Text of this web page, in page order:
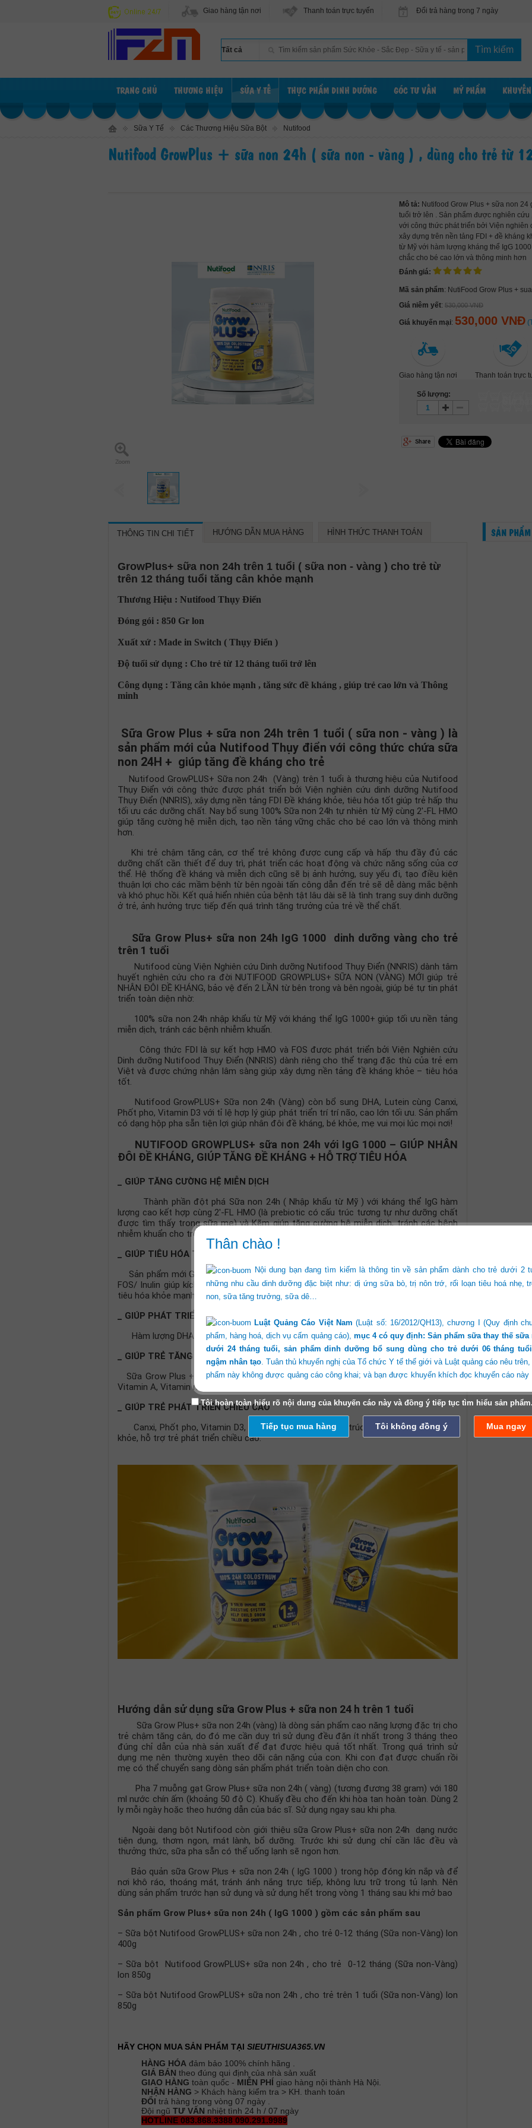
Giao hàng tận nơi Thanh toán trực tuyến Đổi trả hàng trong 7 ngày
TRANG CHỦ THƯƠNG HIỆU SỮA Y TẾ THỰC PHẨM DINH DƯỠNG GÓC TƯ VẤN MỸ PHẨM
Sữa Y Tế Các Thương Hiệu Sữa Bột Nutifood
Nutifood GrowPlus + sữa non 24h ( sữa non - vàng ) , dùng cho trẻ từ
Mô tả: Nutifood Grow Plus + sữa non
tuổi trở lên . Sản phẩm được nghiên cứu
với công thức phát triển bởi Viện
xây dựng trên nền tảng FDI + đề kháng
từ Mỹ với hàm lượng kháng thể IgG
chắc cho bé cao lớn và thông minh hơn
Đánh giá:
Mã sản phẩm: NutiFood Grow Plus +
Giá niêm yết: 530,000 VNĐ
Giá khuyến mại: 530,000 VNĐ
Giao hàng tận nơi Thanh toán trực
Số lượng:
THÔNG TIN CHI TIẾT
GrowPlus+ sữa non 24h trên 1 tuổi ( sữa non - vàng ) cho trẻ từ
trên 12 tháng tuổi tăng cân khỏe mạnh
Thương Hiệu : Nutifood Thụy Điển
Đóng gói : 850 Gr lon
Xuất xứ : Made in Switch ( Thụy Điển )
Độ tuổi sử dụng : Cho trẻ từ 12 tháng tuổi trở lên
Công dụng : Tăng cân khỏe mạnh , tăng sức đề kháng , giúp trẻ cao lớn và Thông
minh
Sữa Grow Plus + sữa non 24h trên 1 tuổi ( sữa non - vàng ) là
sản phẩm mới của Nutifood Thụy điển với công thức chứa sữa
non 24H + giúp tăng đề kháng cho trẻ
Nutifood GrowPLUS+ Sữa non 24h (Vàng) trên 1 tuổi à thương hiệu của Nutifood
Thụy Điển với công thức được phát triển bởi Viện nghiên cứu dinh dưỡng Nutifood
Thụy Điển (NNRIS), xây dựng nền tảng FDI Đề kháng khỏe, tiêu hóa tốt giúp trẻ hấp thu
tối ưu các dưỡng chất. Nay bổ sung 100% Sữa non 24h tự nhiên từ Mỹ cùng 2′-FL HMO
giúp tăng cường hệ miễn dịch, tạo nền tảng vững chắc cho bé cao lớn và thông minh
hơn.
Khi trẻ chậm tăng cân, cơ thể trẻ không được cung cấp và hấp thu đầy đủ các
dưỡng chất cần thiết để duy trì, phát triển các hoạt động và chức năng sống của cơ
thể. Hệ thống đề kháng và miễn dịch cũng sẽ bị ảnh hưởng, suy yếu đi, tạo điều kiện
thuận lợi cho các mầm bệnh từ bên ngoài tấn công dẫn đến trẻ sẽ dễ dàng mắc bệnh
và khó phục hồi. Kết quả hiển nhiên của bệnh tật lâu dài sẽ là tình trạng suy dinh dưỡng
ở trẻ, ảnh hưởng trực tiếp đến quá trình tăng trưởng của trẻ về thể chất.
Sữa Grow Plus+ sữa non 24h IgG 1000 dinh dưỡng vàng cho trẻ
trên 1 tuổi
Nutifood cùng Viện Nghiên cứu Dinh dưỡng Nutifood Thụy Điển (NNRIS) dành tâm
huyết nghiên cứu cho ra đời NUTIFOOD GROWPLUS+ SỮA NON (VÀNG) MỚI giúp trẻ
NHÂN ĐÔI ĐỀ KHÁNG, bảo vệ đến 2 LẦN từ bên trong và bên ngoài, giúp bé tự tin phát
triển toàn diện nhờ:
100% sữa non 24h nhập khẩu từ Mỹ với kháng thể IgG 1000+ giúp tối ưu nền tảng
miễn dịch, tránh các bệnh nhiễm khuẩn.
Công thức FDI là sự kết hợp HMO và FOS được phát triển bởi Viện Nghiên cứu
Dinh dưỡng Nutifood Thụy Điển (NNRIS) dành riêng cho thể trạng đặc thù của trẻ em
Việt và được chứng nhận lâm sàng giúp xây dựng nền tảng đề kháng khỏe – tiêu hóa
tốt.
Nutifood GrowPLUS+ Sữa non 24h (Vàng) còn bổ sung DHA, Lutein cùng Canxi,
Phốt pho, Vitamin D3 với tỉ lệ hợp lý giúp phát triển trí trí não, cao lớn tối ưu. Sản phẩm
có dạng hộp pha sẵn tiện lợi giúp nhân đôi đề kháng, bé khỏe, mẹ vui mọi lúc mọi nơi!
NUTIFOOD GROWPLUS+ sữa non 24h với IgG 1000 – GIÚP NHÂN
ĐÔI ĐỀ KHÁNG, GIÚP TĂNG ĐỀ KHÁNG + HỖ TRỢ TIÊU HÓA
_ GIÚP TĂNG CƯỜNG HỆ MIỄN DỊCH
Thành phần đột phá Sữa non 24h ( Nhập khẩu từ Mỹ ) với kháng thể IgG hàm
lượng cao kết hợp cùng 2′-FL HMO (là prebiotic có cấu trúc tương tự như dưỡng chất
được tìm thấy trong sữa mẹ) và Kẽm giúp tăng cường hệ miễn dịch, tránh các bệnh
nhiễm khuẩn cho trẻ.
_ GIÚP TIÊU HÓA TỐT, NGĂN NGỪA TÁO BÓN
Sản phẩm mới Grow Plus+ sữa non 24h có chứa 2′-FL HMO cùng chất xơ hòa tan
FOS/ Inulin giúp kích thích hoạt động của các lợi khuẩn trong đường ruột, hỗ trợ hệ
tiêu hóa khỏe mạnh, ngăn ngừa táo bón.
_ GIÚP PHÁT TRIỂN NÃO BỘ VÀ THỊ GIÁC
Hàm lượng DHA, Lutein, Iốt hợp lý hỗ trợ phát triển não bộ và thị giác.
_ GIÚP TRẺ TĂNG CÂN
Sữa Grow Plus + sữa non 24h cung cấp chất đạm và các vi chất như Canxi, Kẽm,
Vitamin A, Vitamin nhóm B kích thích ăn ngon miệng, giúp hấp thu tốt các dưỡng chất.
_ GIÚP TRẺ PHÁT TRIỂN CHIỀU CAO
Canxi, Phốt pho, Vitamin D3, Kẽm giúp hình thành cấu trúc hệ xương và răng chắc
khỏe, hỗ trợ trẻ phát triển chiều cao.
Hướng dẫn sử dụng sữa Grow Plus + sữa non 24 h trên 1 tuổi
Sữa Grow Plus+ sữa non 24h (vàng) là dòng sản phẩm cao năng lượng đặc trị cho
trẻ chậm tăng cân, do đó mẹ cần duy trì sử dụng đều đặn ít nhất trong 3 tháng theo
đúng chỉ dẫn của nhà sản xuất để đạt được hiệu quả tốt nhất. Trong quá trình sử
dụng mẹ nên thường xuyên theo dõi cân nặng của con. Khi con đạt được chuẩn rồi
mẹ có thể chuyển sang dòng sản phẩm phát triển toàn diện cho con.
Pha 7 muỗng gạt Grow Plus+ sữa non 24h ( vàng) (tương đương 38 gram) với 180
ml nước chín ấm (khoảng 50 độ C). Khuấy đều cho đến khi hòa tan hoàn toàn. Dùng 2
ly mỗi ngày hoặc theo hướng dẫn của bác sĩ. Sử dụng ngay sau khi pha.
Ngoài dạng bột Nutifood còn giới thiệu sữa Grow Plus+ sữa non 24h dạng nước
tiện dụng, thơm ngon, mát lành, bổ dưỡng. Trước khi sử dụng chỉ cần lắc đều và
thưởng thức, sữa pha sẵn có thể uống lạnh sẽ ngon hơn.
Bảo quản sữa Grow Plus + sữa non 24h ( IgG 1000 ) trong hộp đóng kín nắp và để
nơi khô ráo, thoáng mát, tránh ánh nắng trực tiếp, không lưu trữ trong tủ lạnh. Nên
dùng sản phẩm trước hạn sử dụng và sử dụng hết trong vòng 1 tháng sau khi mở bao
Sản phẩm Grow Plus+ sữa non 24h ( IgG 1000 ) gồm các sản phẩm sau
– Sữa bột Nutifood GrowPLUS+ sữa non 24h , cho trẻ 0-12 tháng (Sữa non-Vàng) lon
400g
– Sữa bột Nutifood GrowPLUS+ sữa non 24h , cho trẻ 0-12 tháng (Sữa non-Vàng)
lon 850g
– Sữa bột Nutifood GrowPLUS+ sữa non 24h , cho trẻ trên 1 tuổi (Sữa non-Vàng) lon
850g
HÃY CHỌN MUA SẢN PHẨM TẠI SIEUTHISUA365.VN
HÀNG HÓA đảm bảo 100% chính hãng .
GIÁ BÁN theo đúng qui định của nhà sản xuất
GIAO HÀNG toàn quốc - MIỄN PHÍ giao hàng nội thành Hà Nội.
NHẬN HÀNG > Khách hàng kiểm tra > KH. thanh toán
ĐỔI trả hàng trong vòng 07 ngày .
Đội ngũ TƯ VẤN nhiệt tình 24 h / 07 ngày
HOTLINE 083.868.3388 090.291.9989
HƯỚNG DẪN MUA HÀNG HÌNH THỨC THANH TOÁN SẢN
Thân chào !
Nội dung bạn đang tìm kiếm là thông tin về sản phẩm dành cho trẻ dưới 2
những nhu cầu dinh dưỡng đặc biệt như: dị ứng sữa bò, trị nôn trớ, rối loạn tiêu hoá nhẹ,
non, sữa tăng trưởng, sữa dê…
Luật Quảng Cáo Việt Nam (Luật số: 16/2012/QH13), chương I (Quy định
phẩm, hàng hoá, dịch vụ cấm quảng cáo), mục 4 có quy định: Sản phẩm sữa thay thế sữa
dưới 24 tháng tuổi, sản phẩm dinh dưỡng bổ sung dùng cho trẻ dưới 06 tháng
ngậm nhân tạo. Tuân thủ khuyến nghị của Tổ chức Y tế thế giới và Luật quảng cáo nêu
phẩm này không được quảng cáo công khai; và bạn được khuyến khích đọc khuyến cáo
Việc tiếp tục tham khảo thông tin bạn đang tìm kiếm là quyết định do chính bạn
sau khi đã đọc và hoàn toàn hiểu rõ khuyến cáo này; hoặc bạn là nhân viên y tế.
trừ mọi trách nhiệm liên quan, dưới bất kì hình thức nào về quyết định tham khảo thông tin
Tôi hoàn toàn hiểu rõ nội dung của khuyến cáo này và đồng ý tiếp tục tìm hiểu sản phẩm.
Tiếp tục mua hàng Tôi không đồng ý Mua ngay